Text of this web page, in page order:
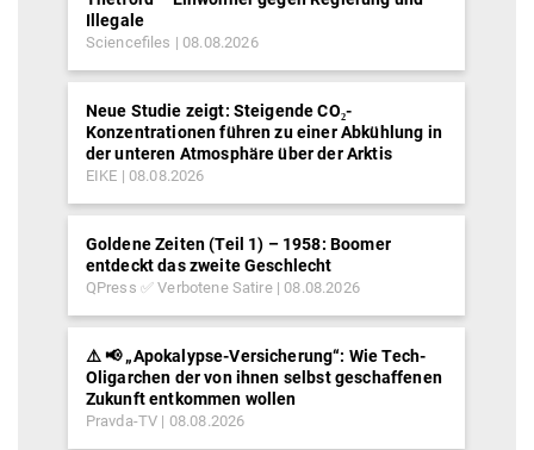
Illegale
Sciencefiles 08.08.2026
Neue Studie zeigt: Steigende CO₂-
Konzentrationen führen zu einer Abkühlung in
der unteren Atmosphäre über der Arktis
EIKE 08.08.2026
Goldene Zeiten (Teil 1) – 1958: Boomer
entdeckt das zweite Geschlecht
QPress ✅ Verbotene Satire 08.08.2026
⚠️ 📢 „Apokalypse-Versicherung“: Wie Tech-
Oligarchen der von ihnen selbst geschaffenen
Zukunft entkommen wollen
Pravda-TV 08.08.2026